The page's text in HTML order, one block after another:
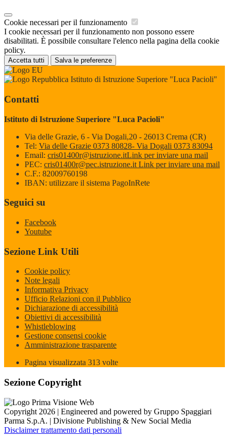
Cookie necessari per il funzionamento
I cookie necessari per il funzionamento non possono essere
disabilitati. È possibile consultare l'elenco nella pagina della cookie
policy.
Accetta tutti Salva le preferenze
Istituto di Istruzione Superiore "Luca Pacioli"
Contatti
Istituto di Istruzione Superiore "Luca Pacioli"
Via delle Grazie, 6 - Via Dogali,20 - 26013 Crema (CR)
Tel: Via delle Grazie 0373 80828- Via Dogali 0373 83094
Email: cris01400r@istruzione.itLink per inviare una mail
PEC: cris01400r@pec.istruzione.it Link per inviare una mail
C.F.: 82009760198
IBAN: utilizzare il sistema PagoInRete
Seguici su
Facebook
Youtube
Sezione Link Utili
Cookie policy
Note legali
Informativa Privacy
Ufficio Relazioni con il Pubblico
Dichiarazione di accessibilità
Obiettivi di accessibilità
Whistleblowing
Gestione consensi cookie
Amministrazione trasparente
Pagina visualizzata 313 volte
Sezione Copyright
Copyright 2026 | Engineered and powered by Gruppo Spaggiari
Parma S.p.A. | Divisione Publishing & New Social Media
Disclaimer trattamento dati personali